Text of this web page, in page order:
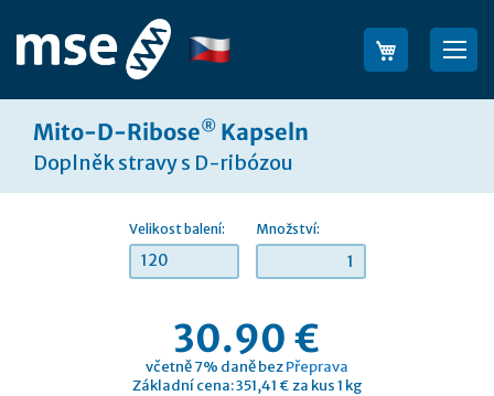
na
obsah
Jazyk
Mito-D-Ribose® Kapseln
Doplněk stravy s D-ribózou
Velikost balení:
120
Množství:
30.90 €
včetně 7% daně bezPřeprava
Základní cena: 351,41 € za kus 1 kg